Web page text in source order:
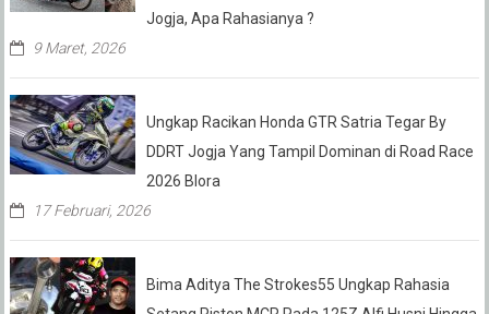
Jogja, Apa Rahasianya ?
9 Maret, 2026
Ungkap Racikan Honda GTR Satria Tegar By
DDRT Jogja Yang Tampil Dominan di Road Race
2026 Blora
17 Februari, 2026
Bima Aditya The Strokes55 Ungkap Rahasia